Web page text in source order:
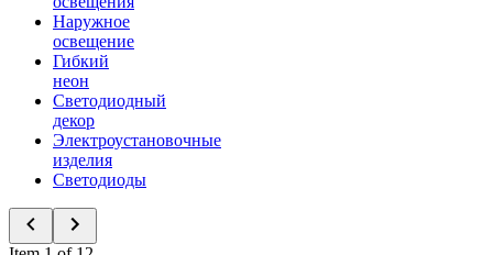
Наружное
освещение
Гибкий
неон
Светодиодный
декор
Электроустановочные
изделия
Светодиоды